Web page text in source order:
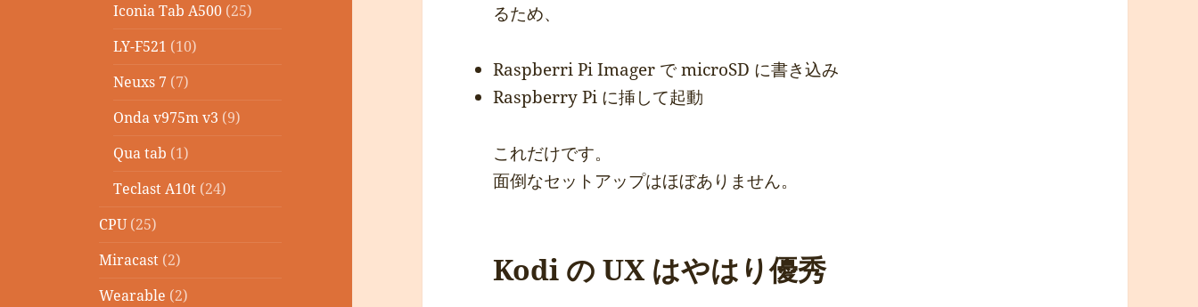
Iconia Tab A500 (25)
LY-F521 (10)
Neuxs 7 (7)
Onda v975m v3 (9)
Qua tab (1)
Teclast A10t (24)
CPU(25)
Miracast (2)
Wearable (2)
るため、
Raspberri Pi Imager で microSD に書き込み
Raspberry Pi に挿して起動
これだけです。
面倒なセットアップはほぼありません。
Kodi の UX はやはり優秀